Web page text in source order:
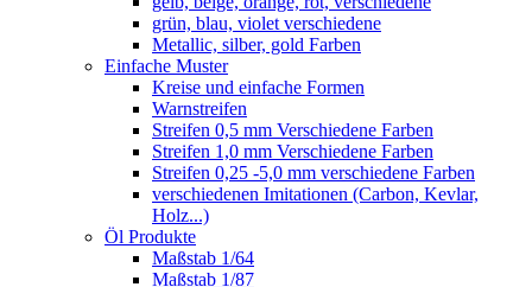
grün, blau, violet verschiedene
Metallic, silber, gold Farben
Einfache Muster
Kreise und einfache Formen
Warnstreifen
Streifen 0,5 mm Verschiedene Farben
Streifen 1,0 mm Verschiedene Farben
Streifen 0,25 -5,0 mm verschiedene Farben
verschiedenen Imitationen (Carbon, Kevlar,
Holz...)
Öl Produkte
Maßstab 1/64
Maßstab 1/87